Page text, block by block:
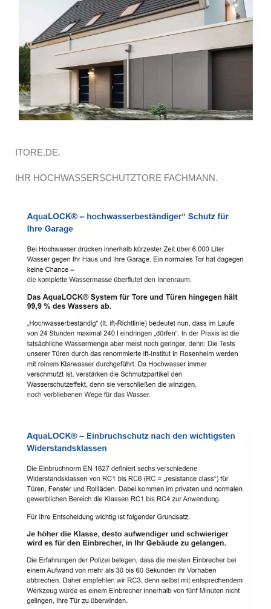
ITORE.DE.
IHR HOCHWASSERSCHUTZTORE FACHMANN.